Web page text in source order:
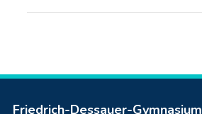
Friedrich-Dessauer-Gymnasium